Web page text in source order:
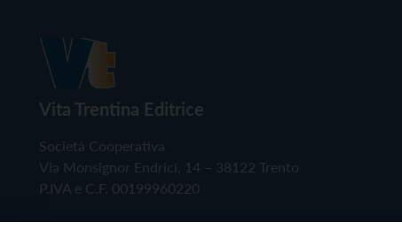
Vita Trentina Editrice
Società Cooperativa
Via Monsignor Endrici, 14 – 38122 Trento
P.IVA e C.F. 00199960220